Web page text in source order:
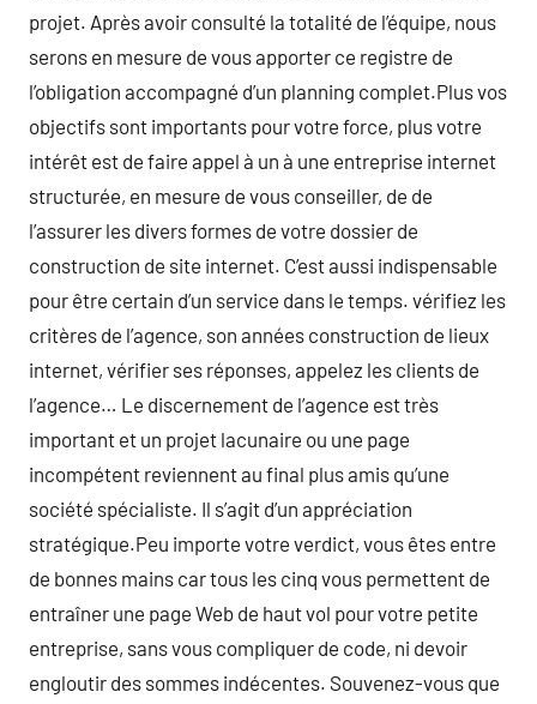
projet. Après avoir consulté la totalité de l’équipe, nous
serons en mesure de vous apporter ce registre de
l’obligation accompagné d’un planning complet.Plus vos
objectifs sont importants pour votre force, plus votre
intérêt est de faire appel à un à une entreprise internet
structurée, en mesure de vous conseiller, de de
l’assurer les divers formes de votre dossier de
construction de site internet. C’est aussi indispensable
pour être certain d’un service dans le temps. vérifiez les
critères de l’agence, son années construction de lieux
internet, vérifier ses réponses, appelez les clients de
l’agence… Le discernement de l’agence est très
important et un projet lacunaire ou une page
incompétent reviennent au final plus amis qu’une
société spécialiste. Il s’agit d’un appréciation
stratégique.Peu importe votre verdict, vous êtes entre
de bonnes mains car tous les cinq vous permettent de
entraîner une page Web de haut vol pour votre petite
entreprise, sans vous compliquer de code, ni devoir
engloutir des sommes indécentes. Souvenez-vous que